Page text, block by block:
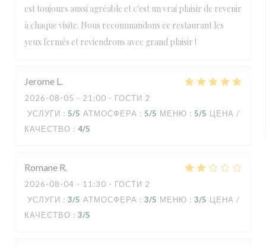
est toujours aussi agréable et c'est un vrai plaisir de revenir
à chaque visite. Nous recommandons ce restaurant les
yeux fermés et reviendrons avec grand plaisir !
Jerome L
2026-08-05 - 21:00 - ГОСТИ 2
УСЛУГИ : 5/5 АТМОСФЕРА : 5/5 МЕНЮ : 5/5 ЦЕНА /
КАЧЕСТВО : 4/5
Romane R
2026-08-04 - 11:30 - ГОСТИ 2
УСЛУГИ : 3/5 АТМОСФЕРА : 3/5 МЕНЮ : 3/5 ЦЕНА /
КАЧЕСТВО : 3/5